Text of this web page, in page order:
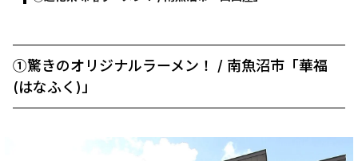
①驚きのオリジナルラーメン！ / 南魚沼市「華福
(はなふく)」